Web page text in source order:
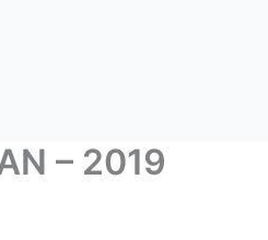
– 2019